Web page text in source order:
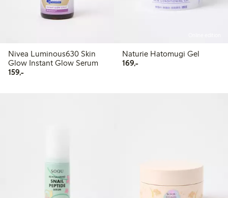
Nivea Luminous630 Skin
Glow Instant Glow Serum
159,-159,00 kr
Naturie Hatomugi Gel
169,-169,00 kr